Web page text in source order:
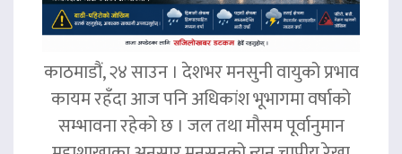
काठमाडौं, २४ साउन । देशभर मनसुनी वायुको प्रभाव
कायम रहँदा आज पनि अधिकांश भूभागमा वर्षाको
सम्भावना रहेको छ । जल तथा मौसम पूर्वानुमान